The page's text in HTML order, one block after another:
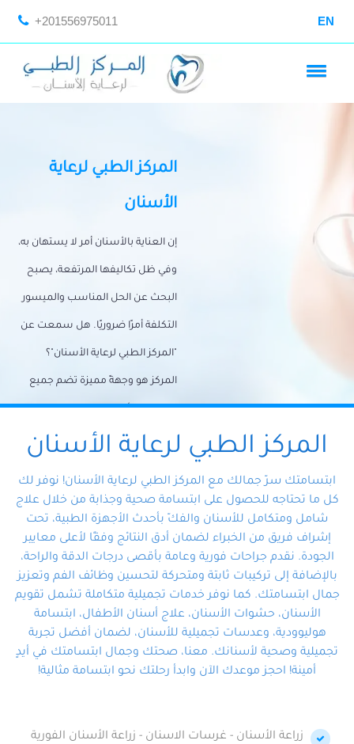
+201556975011 EN
المركز الطبي لرعاية
الأسنان
إن العناية بالأسنان أمر لا يستهان به،
وفي ظل تكاليفها المرتفعة، يصبح
البحث عن الحل المناسب والميسور
التكلفة أمرًا ضروريًا. هل سمعت عن
"المركز الطبي لرعاية الأسنان"؟
المركز هو وجهةً مميزة تضم جميع
احتياجات الأسنان تحت سقف واحد،
وتضمن لك حلاً شاملًا لجميع
المتخصص ذوي الخبرة، ستجد نفسك
في أيد أمينة تلبي احتياجاتك بكل
احترافية ودقة.
المركز الطبي لرعاية الأسنان
ابتسامتك سرّ جمالك مع المركز الطبي لرعاية الأسنان! نوفر لك
كل ما تحتاجه للحصول على ابتسامة صحية وجذابة من خلال علاج
شامل ومتكامل للأسنان والفكّ بأحدث الأجهزة الطبية، تحت
إشراف فريق من الخبراء لضمان أدق النتائج وفقًا لأعلى معايير
الجودة. نقدم جراحات فورية وعامة بأقصى درجات الدقة والراحة،
بالإضافة إلى تركيبات ثابتة ومتحركة لتحسين وظائف الفم وتعزيز
جمال ابتسامتك. كما نوفر خدمات تجميلية متكاملة تشمل تقويم
الأسنان، حشوات الأسنان، علاج أسنان الأطفال، ابتسامة
هوليوودية، وعدسات تجميلية للأسنان، لضمان أفضل تجربة
تجميلية وصحية لأسنانك. معنا، صحتك وجمال ابتسامتك في أيدٍ
أمينة! احجز موعدك الآن وابدأ رحلتك نحو ابتسامة مثالية!
زراعة الأسنان - غرسات الاسنان - زراعة الأسنان الفورية